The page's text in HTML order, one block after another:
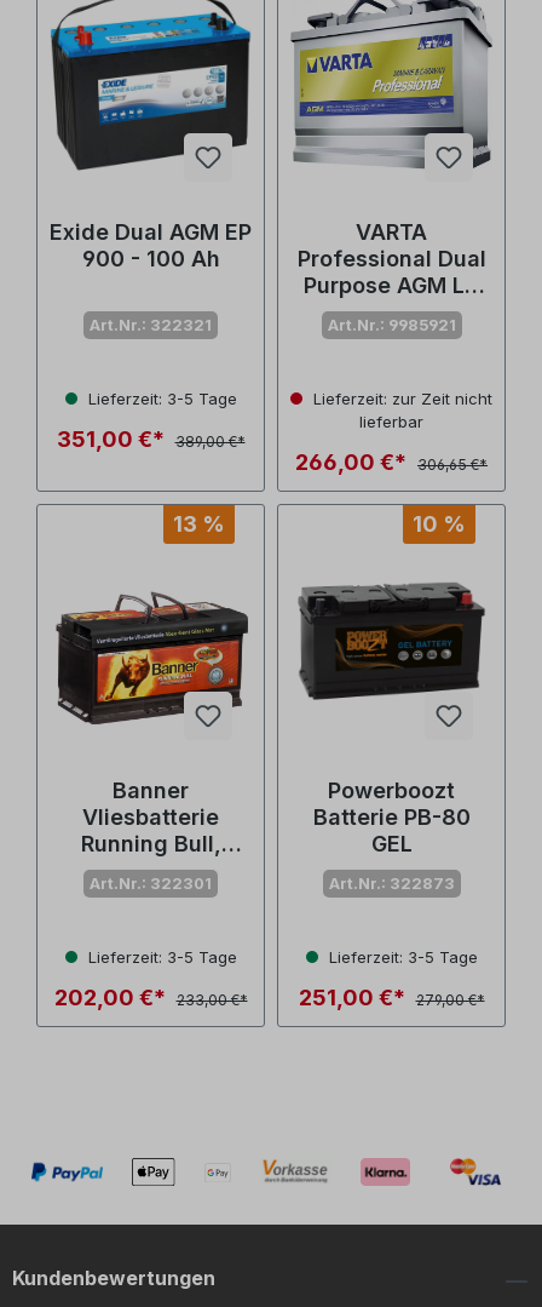
Exide Dual AGM EP
900 - 100 Ah
Art.Nr.: 322321
Lieferzeit: 3-5 Tage
351,00 €* 389,00 €*
VARTA
Professional Dual
Purpose AGM LA
70 - 70 Ah
Art.Nr.: 9985921
Lieferzeit: zur Zeit nicht
lieferbar
266,00 €* 306,65 €*
13 %
Banner
Vliesbatterie
Running Bull,
70Ah
Art.Nr.: 322301
Lieferzeit: 3-5 Tage
202,00 €* 233,00 €*
10 %
Powerboozt
Batterie PB-80
GEL
Art.Nr.: 322873
Lieferzeit: 3-5 Tage
251,00 €* 279,00 €*
Kundenbewertungen